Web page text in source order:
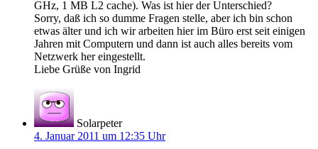
GHz, 1 MB L2 cache). Was ist hier der Unterschied?
Sorry, daß ich so dumme Fragen stelle, aber ich bin schon
etwas älter und ich wir arbeiten hier im Büro erst seit einigen
Jahren mit Computern und dann ist auch alles bereits vom
Netzwerk her eingestellt.
Liebe Grüße von Ingrid
Solarpeter
4. Januar 2011 um 12:35 Uhr